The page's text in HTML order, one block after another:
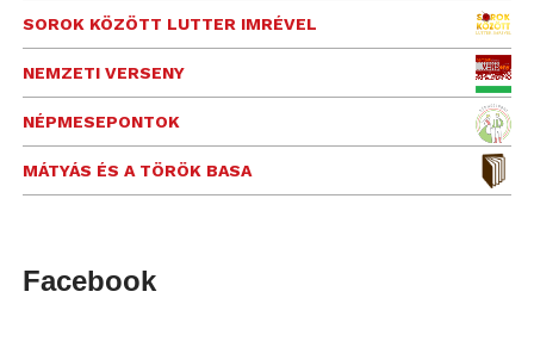
SOROK KÖZÖTT LUTTER IMRÉVEL
NEMZETI VERSENY
NÉPMESEPONTOK
MÁTYÁS ÉS A TÖRÖK BASA
Facebook